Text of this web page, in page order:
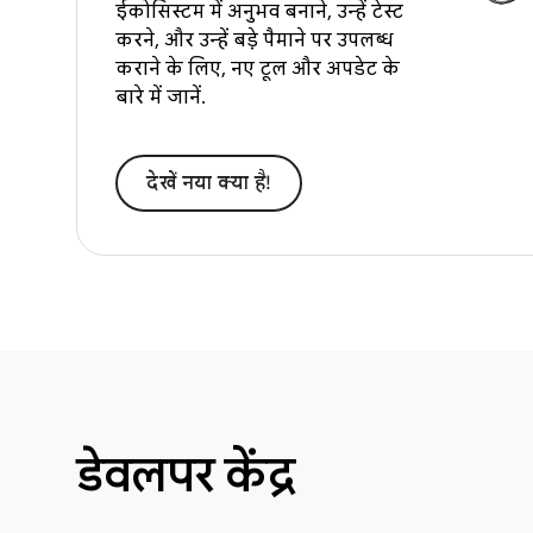
ईकोसिस्टम में अनुभव बनाने, उन्हें टेस्ट
करने, और उन्हें बड़े पैमाने पर उपलब्ध
कराने के लिए, नए टूल और अपडेट के
बारे में जानें.
देखें नया क्‍या है!
डेवलपर केंद्र